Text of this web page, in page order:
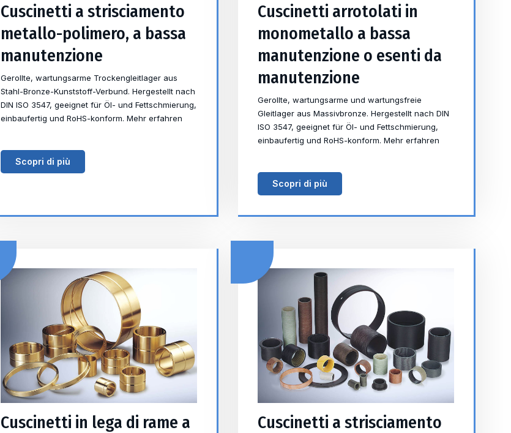
Cuscinetti a strisciamento
metallo-polimero, a bassa
manutenzione
Gerollte, wartungsarme Trockengleitlager aus
Stahl-Bronze-Kunststoff-Verbund. Hergestellt nach
DIN ISO 3547, geeignet für Öl- und Fettschmierung,
einbaufertig und RoHS-konform. Mehr erfahren
Scopri di più
Cuscinetti arrotolati in
monometallo a bassa
manutenzione o esenti da
manutenzione
Gerollte, wartungsarme und wartungsfreie
Gleitlager aus Massivbronze. Hergestellt nach DIN
ISO 3547, geeignet für Öl- und Fettschmierung,
einbaufertig und RoHS-konform. Mehr erfahren
Scopri di più
Cuscinetti in lega di rame a
Cuscinetti a strisciamento